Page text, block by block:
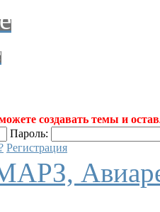
создавать темы и
Пароль:
Регистрация